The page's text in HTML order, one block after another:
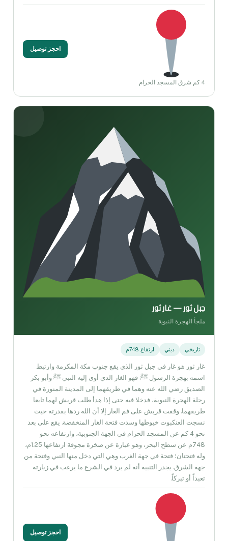
4 كم شرق المسجد الحرام
احجز توصيل
جبل ثور — غار ثور
ملجأ الهجرة النبوية
تاريخي ديني ارتفاع 748م
غار ثور هو غار في جبل ثور الذي يقع جنوب مكة المكرمة وارتبط
اسمه بهجرة الرسول ﷺ. فهو الغار الذي أوى إليه النبي ﷺ وأبو بكر
الصديق رضي الله عنه وهما في طريقهما إلى المدينة المنورة في
رحلة الهجرة النبوية، فدخلا فيه حتى إذا هدأ طلب قريش لهما تابعا
طريقهما. وقفت قريش على فم الغار إلا أن الله ردها بقدرته حيث
نسجت العنكبوت خيوطها وسدت فتحة الغار المنخفضة. يقع على بعد
نحو 4 كم عن المسجد الحرام في الجهة الجنوبية، وارتفاعه نحو
748م عن سطح البحر، وهو عبارة عن صخرة مجوفة ارتفاعها 1.25م،
وله فتحتان؛ فتحة في جهة الغرب وهي التي دخل منها النبي وفتحة من
جهة الشرق. يجدر التنبيه أنه لم يرد في الشرع ما يرغب في زيارته
تعبداً أو تبركاً.
احجز توصيل